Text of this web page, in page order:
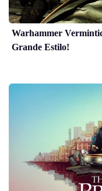
Warhammer
Grande Estilo!